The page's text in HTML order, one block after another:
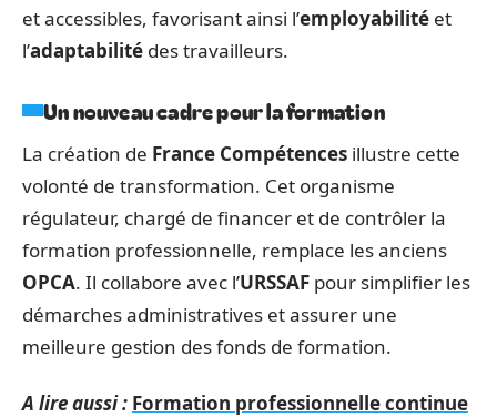
et accessibles, favorisant ainsi l’employabilité et
l’adaptabilité des travailleurs.
Un nouveau cadre pour la formation
La création de France Compétences illustre cette
volonté de transformation. Cet organisme
régulateur, chargé de financer et de contrôler la
formation professionnelle, remplace les anciens
OPCA. Il collabore avec l’URSSAF pour simplifier les
démarches administratives et assurer une
meilleure gestion des fonds de formation.
A lire aussi : Formation professionnelle continue